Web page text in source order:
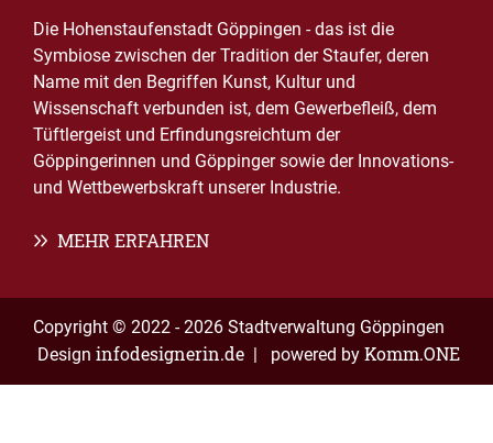
Die Hohenstaufenstadt Göppingen - das ist die
Symbiose zwischen der Tradition der Staufer, deren
Name mit den Begriffen Kunst, Kultur und
Wissenschaft verbunden ist, dem Gewerbefleiß, dem
Tüftlergeist und Erfindungsreichtum der
Göppingerinnen und Göppinger sowie der Innovations-
und Wettbewerbskraft unserer Industrie.
MEHR ERFAHREN
Copyright © 2022 - 2026 Stadtverwaltung Göppingen
Design infodesignerin.de | powered by Komm.ONE